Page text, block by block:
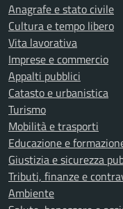
Anagrafe e stato civile
Cultura e tempo libero
Vita lavorativa
Imprese e commercio
Appalti pubblici
Catasto e urbanistica
Turismo
Mobilità e trasporti
Educazione e
Giustizia e sicurezza
Tributi, finanze e
Ambiente